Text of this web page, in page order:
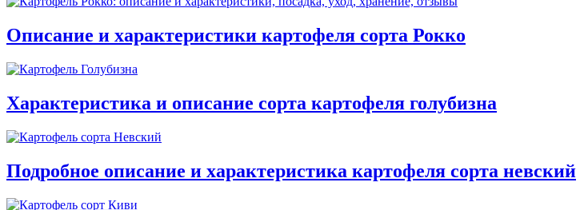
Описание и характеристики картофеля сорта Рокко
Характеристика и описание сорта картофеля голубизна
Подробное описание и характеристика картофеля сорта невский